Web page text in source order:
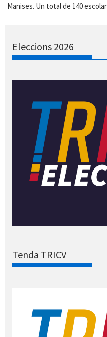
Manises. Un total de 140
Eleccions 2026
Tenda TRICV